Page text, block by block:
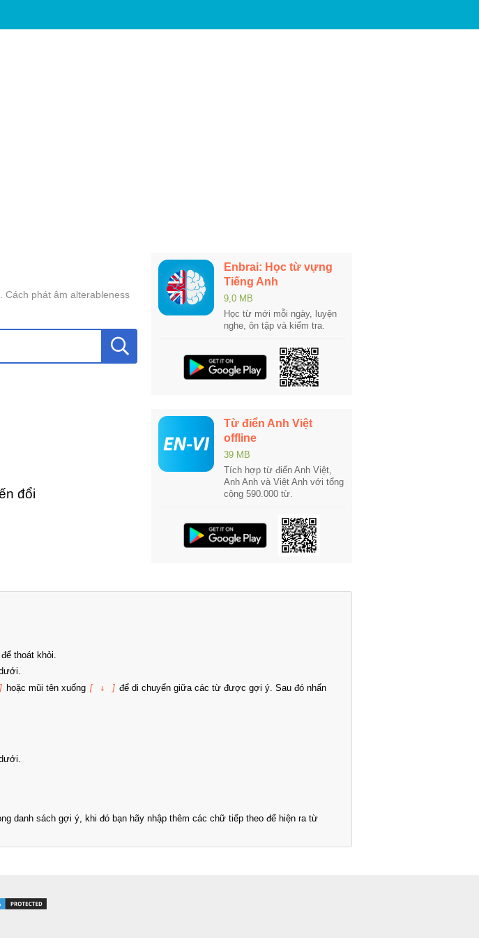
Cách phát âm alterableness
đổi
Enbrai: Học từ vựng
Tiếng Anh
9,0 MB
Học từ mới mỗi ngày, luyện
nghe, ôn tập và kiểm tra.
Từ điển Anh Việt
offline
39 MB
Tích hợp từ điển Anh Việt,
Anh Anh và Việt Anh với tổng
cộng 590.000 từ.
để thoát khỏi.
hoặc mũi tên xuống [ ↓ ] để di chuyển giữa các từ được gợi ý. Sau đó nhấn
danh sách gợi ý, khi đó bạn hãy nhập thêm các chữ tiếp theo để hiện ra từ